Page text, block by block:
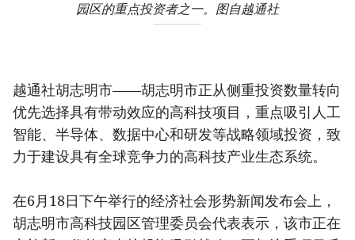
园区的重点投资者之一。图自越通社
越通社胡志明市——胡志明市正从侧重投资数量转向
优先选择具有带动效应的高科技项目，重点吸引人工
智能、半导体、数据中心和研发等战略领域投资，致
力于建设具有全球竞争力的高科技产业生态系统。
在6月18日下午举行的经济社会形势新闻发布会上，
胡志明市高科技园区管理委员会代表表示，该市正在